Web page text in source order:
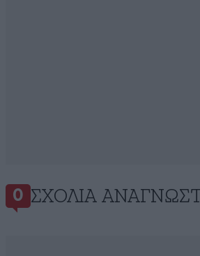
0 ΣΧΌΛΙΑ